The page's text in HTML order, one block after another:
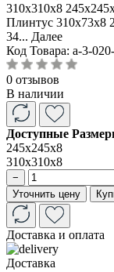
310х310х8
Плинтус 310х73х8
34... Далее
Код Товара: a-3-
0 отзывов
В наличии
Доступные
245х245х8
310х310х8
−
Уточнить цену
Доставка и оплата
Доставка